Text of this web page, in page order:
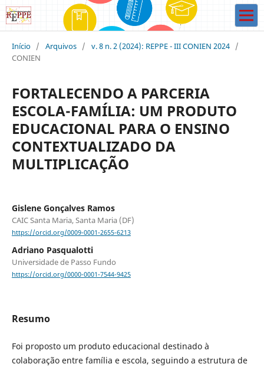
Início / Arquivos / v. 8 n. 2 (2024): REPPE - III CONIEN 2024 /
CONIEN
FORTALECENDO A PARCERIA
ESCOLA-FAMÍLIA: UM PRODUTO
EDUCACIONAL PARA O ENSINO
CONTEXTUALIZADO DA
MULTIPLICAÇÃO
Gislene Gonçalves Ramos
CAIC Santa Maria, Santa Maria (DF)
https://orcid.org/0009-0001-2655-6213
Adriano Pasqualotti
Universidade de Passo Fundo
https://orcid.org/0000-0001-7544-9425
Resumo
Foi proposto um produto educacional destinado à
colaboração entre família e escola, seguindo a estrutura de